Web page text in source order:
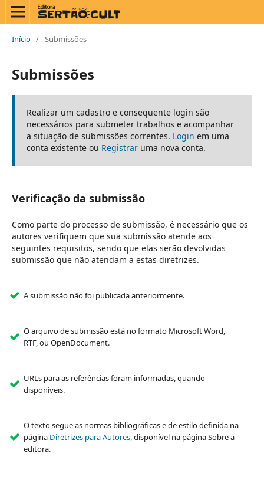
Início / Submissões
Submissões
Realizar um cadastro e consequente login são
necessários para submeter trabalhos e acompanhar
a situação de submissões correntes. Login em uma
conta existente ou Registraruma nova conta.
Verificação da submissão
Como parte do processo de submissão, é necessário que os
autores verifiquem que sua submissão atende aos
seguintes requisitos, sendo que elas serão devolvidas
submissão que não atendam a estas diretrizes.
A submissão não foi publicada anteriormente.
O arquivo de submissão está no formato Microsoft Word,
RTF, ou OpenDocument.
URLs para as referências foram informadas, quando
disponíveis.
O texto segue as normas bibliográficas e de estilo definida na
página Diretrizes para Autores, disponível na página Sobre a
editora.